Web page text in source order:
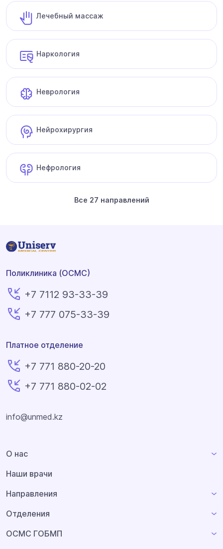
Лечебный массаж
Наркология
Неврология
Нейрохирургия
Нефрология
Все 27 направлений
Поликлиника (ОСМС)
+7 7112 93-33-39
+7 777 075-33-39
Платное отделение
+7 771 880-20-20
+7 771 880-02-02
info@unmed.kz
О нас
Наши врачи
Направления
Отделения
ОСМС ГОБМП